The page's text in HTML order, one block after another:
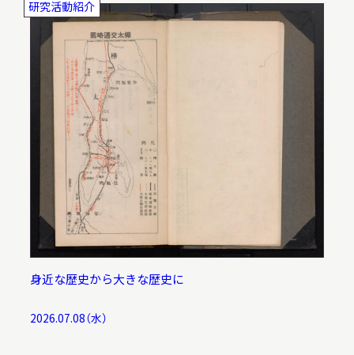
研究活動紹介
身近な歴史から大きな歴史に
2026.07.08（水）